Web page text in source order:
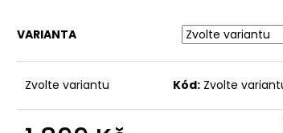
VARIANTA
Zvolte variantu Kód: Zvolte